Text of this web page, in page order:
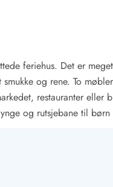
feriehus. Det er
og rene. To
restauranter eller
og rutsjebane til